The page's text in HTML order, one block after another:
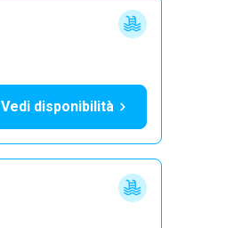
Vedi disponibilità